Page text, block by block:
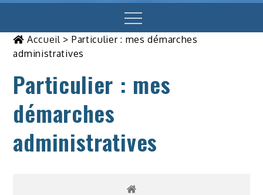
Menu
Accueil> Particulier : mes démarches
administratives
Particulier : mes
démarches
administratives